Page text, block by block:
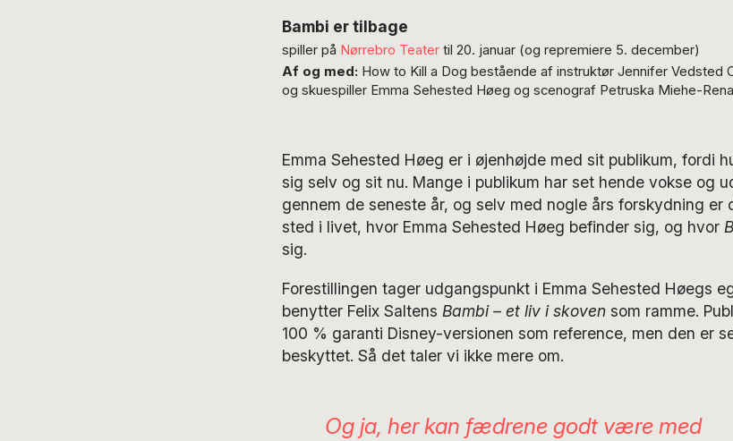
Bambi er tilbage
spiller på Nørrebro Teatertil 20. januar (og repremiere 5. december)
Af og med: How to Kill a Dog bestående af instruktør Jennifer Vedsted
og skuespiller Emma Sehested Høeg og scenograf Petruska Miehe-
Emma Sehested Høeg er i øjenhøjde med sit publikum, fordi
sig selv og sit nu. Mange i publikum har set hende vokse og
gennem de seneste år, og selv med nogle års forskydning er
sted i livet, hvor Emma Sehested Høeg befinder sig, og hvor
sig.
Forestillingen tager udgangspunkt i Emma Sehested Høegs
benytter Felix Saltens Bambi – et liv i skovensom ramme.
100 % garanti Disney-versionen som reference, men den er
beskyttet. Så det taler vi ikke mere om.
Og ja, her kan fædrene godt være med